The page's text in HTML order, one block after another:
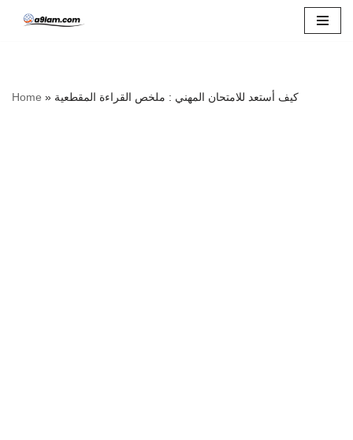
Home » كيف أستعد للامتحان المهني : ملخص القراءة المقطعية